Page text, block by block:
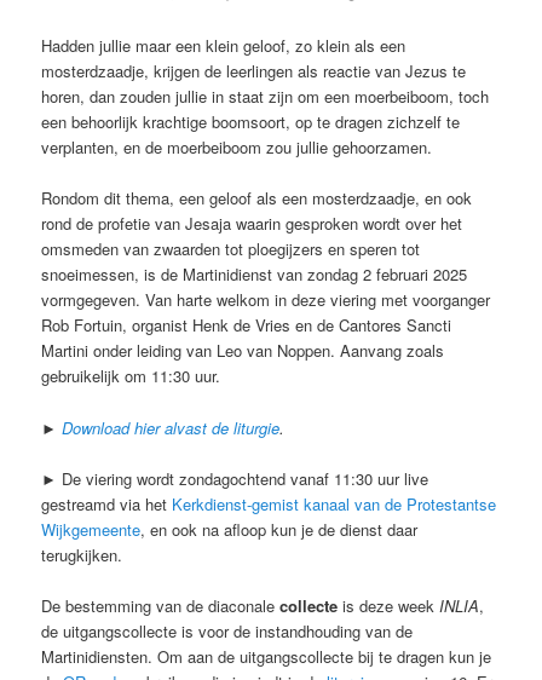
Hadden jullie maar een klein geloof, zo klein als een
mosterdzaadje, krijgen de leerlingen als reactie van Jezus te
horen, dan zouden jullie in staat zijn om een moerbeiboom, toch
een behoorlijk krachtige boomsoort, op te dragen zichzelf te
verplanten, en de moerbeiboom zou jullie gehoorzamen.
Rondom dit thema, een geloof als een mosterdzaadje, en ook
rond de profetie van Jesaja waarin gesproken wordt over het
omsmeden van zwaarden tot ploegijzers en speren tot
snoeimessen, is de Martinidienst van zondag 2 februari 2025
vormgegeven. Van harte welkom in deze viering met voorganger
Rob Fortuin, organist Henk de Vries en de Cantores Sancti
Martini onder leiding van Leo van Noppen. Aanvang zoals
gebruikelijk om 11:30 uur.
►Download hier alvast de liturgie.
► De viering wordt zondagochtend vanaf 11:30 uur live
gestreamd via het Kerkdienst-gemist kanaal van de Protestantse
Wijkgemeente, en ook na afloop kun je de dienst daar
terugkijken.
De bestemming van de diaconalecollecte is deze week INLIA,
de uitgangscollecte is voor de instandhouding van de
Martinidiensten. Om aan de uitgangscollecte bij te dragen kun je